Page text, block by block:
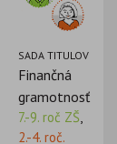
SADA TITULOV
Finančná
gramotnosť
7.-9. roč ZŠ,
2.-4. roč.